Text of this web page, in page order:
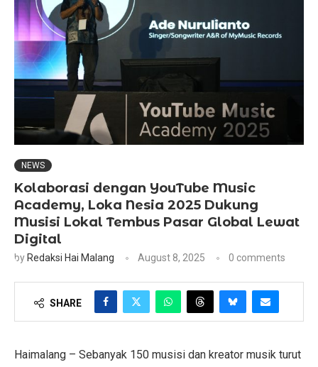
NEWS
Kolaborasi dengan YouTube Music
Academy, Loka Nesia 2025 Dukung
Musisi Lokal Tembus Pasar Global Lewat
Digital
by Redaksi Hai Malang August 8, 2025 0 comments
SHARE
Haimalang – Sebanyak 150 musisi dan kreator musik turut